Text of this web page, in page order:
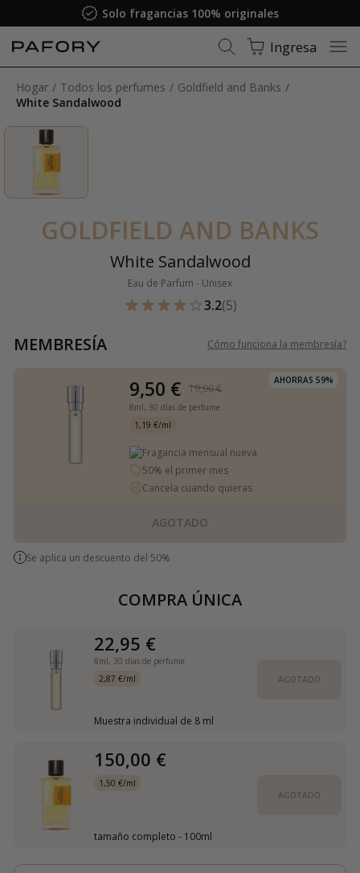
Solo fragancias 100% originales
Ingresa
Hogar Todos los perfumes
Goldfield and Banks
White Sandalwood
GOLDFIELD AND BANKS
White Sandalwood
Eau de Parfum - Unisex
3.2(5)
MEMBRESÍA Cómo funciona la membresía?
AHORRAS 59%
9,50 € 19,00 €
8ml, 30 días de perfume
1,19 €/ml
Fragancia mensual nueva
50% el primer mes
Cancela cuando quieras
AGOTADO
Se aplica un descuento del 50%
COMPRA ÚNICA
22,95 €
8ml, 30 días de perfume
2,87 €/ml
Muestra individual de 8 ml
AGOTADO
150,00 €
1,50 €/ml
tamaño completo - 100ml
AGOTADO